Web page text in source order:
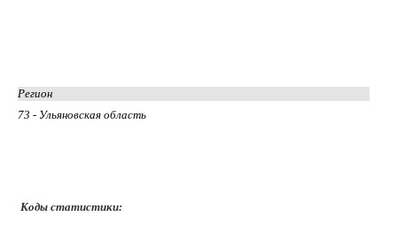
Регион
73 - Ульяновская область
Коды статистики: